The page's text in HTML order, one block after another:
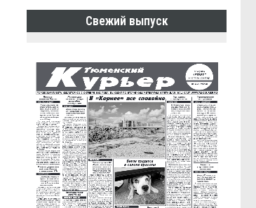
Свежий выпуск